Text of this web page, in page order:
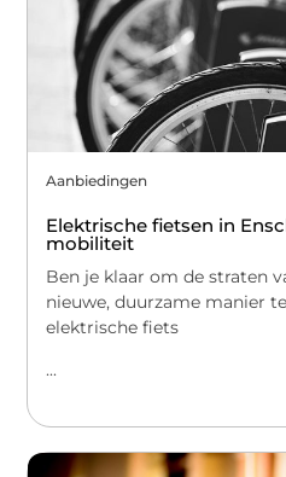
Aanbiedingen
Elektrische fietsen in
mobiliteit
Ben je klaar om de straten
nieuwe, duurzame manier
elektrische fiets
...